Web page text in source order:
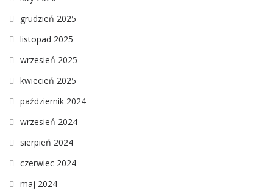
grudzień 2025
listopad 2025
wrzesień 2025
kwiecień 2025
październik 2024
wrzesień 2024
sierpień 2024
czerwiec 2024
maj 2024